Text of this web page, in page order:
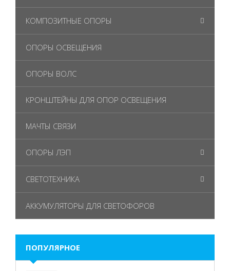
КОМПОЗИТНЫЕ ОПОРЫ
ОПОРЫ ОСВЕЩЕНИЯ
ОПОРЫ ВОЛС
КРОНШТЕЙНЫ ДЛЯ ОПОР ОСВЕЩЕНИЯ
МАЧТЫ СВЯЗИ
ОПОРЫ ЛЭП
СВЕТОТЕХНИКА
АККУМУЛЯТОРЫ ДЛЯ СВЕТОФОРОВ
ПОПУЛЯРНОЕ